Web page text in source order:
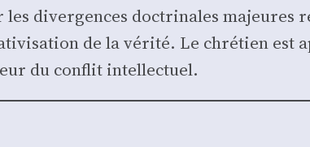
diver­gences doc­tri­nales majeures
de la véri­té. Le chré­tien est
du conflit intel­lec­tuel.